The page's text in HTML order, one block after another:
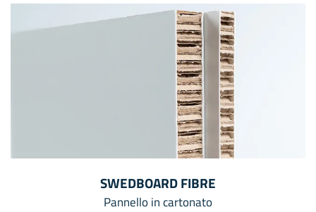
SWEDBOARD FIBRE
Pannello in cartonato